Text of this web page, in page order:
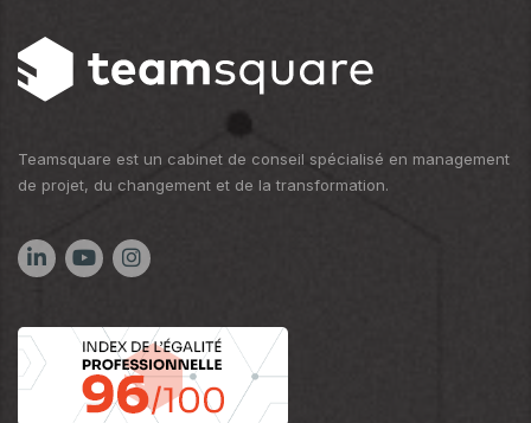
Teamsquare est un cabinet de conseil spécialisé en management
de projet, du changement et de la transformation.